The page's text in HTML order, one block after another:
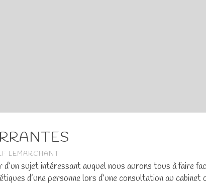
LEMARCHANT
sujet intéressant auquel nous aurons tous à faire
d’une personne lors d’une consultation au